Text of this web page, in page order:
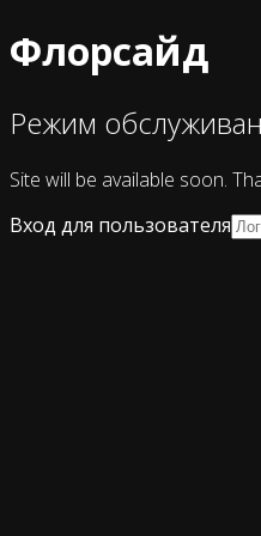
Флорсайд
Режим
Site will be available soon.
Вход для пользователя